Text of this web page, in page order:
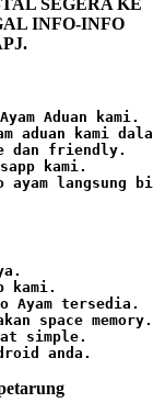
INFO-INFO
Aduan kami.
aduan kami
dan friendly.
kami.
ayam
kami.
Ayam tersedia.
space memory.
simple.
anda.